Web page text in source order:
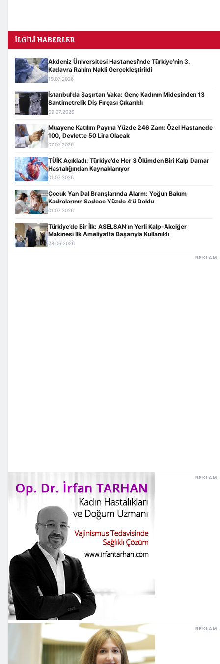
İLGILI HABERLER
Akdeniz Üniversitesi Hastanesi’nde Türkiye’nin 3.
Kadavra Rahim Nakli Gerçekleştirildi
19.07.2026
İstanbul’da Şaşırtan Vaka: Genç Kadının Midesinden 13
Santimetrelik Diş Fırçası Çıkarıldı
09.07.2026
Muayene Katılım Payına Yüzde 246 Zam: Özel Hastanede
100, Devlette 50 Lira Olacak
07.07.2026
TÜİK Açıkladı: Türkiye’de Her 3 Ölümden Biri Kalp Damar
Hastalığından Kaynaklanıyor
01.07.2026
Çocuk Yan Dal Branşlarında Alarm: Yoğun Bakım
Kadrolarının Sadece Yüzde 4’ü Doldu
01.07.2026
Türkiye’de Bir İlk: ASELSAN’ın Yerli Kalp-Akciğer
Makinesi İlk Ameliyatta Başarıyla Kullanıldı
28.06.2026
REKLAM
REKLAM
REKLAM